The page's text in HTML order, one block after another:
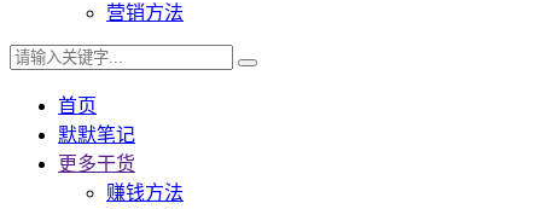
营销方法
首页
默默笔记
更多干货
赚钱方法